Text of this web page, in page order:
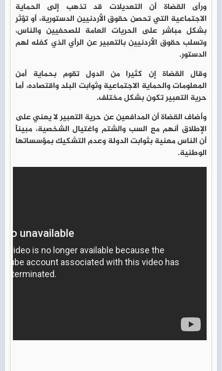
ورأى القضاة أن التعديلات قد تذهب إلى الحماية
الاجتماعية التي تحصن حقوق الأردنيين الدستورية، أو تؤثر
بشكل مباشر على الحريات العامة للصحفيين والناس،
وتسلب حقوق الأردنيين بالتعبير عن الرأي الذي كفله لهم
الدستور.
وقال القضاة إن كثيرا من الدول تقوم بحماية أمن
المعلومات والحماية الاجتماعية وثوابت البلد واقتصاده، أما
حرية التعبير تكون بشكل مختلف.
وأضاف القضاة أن المدافعين عن حرية التعبير لا يعني على
الإطلاق أنهم مع السب والشتم واغتيال الشخصية، مبيناّ
أن الناس معنية بثوابت الدولة وعدم التشكيك بمؤسساتها
الوطنية.